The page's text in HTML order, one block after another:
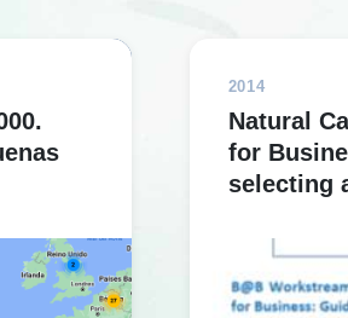
2014
Natural
for
selecting